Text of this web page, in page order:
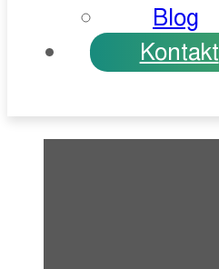
Blog
Kontakt